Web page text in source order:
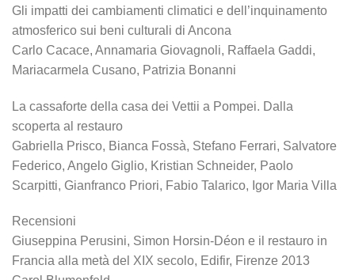
Gli impatti dei cambiamenti climatici e dell’inquinamento
atmosferico sui beni culturali di Ancona
Carlo Cacace, Annamaria Giovagnoli, Raffaela Gaddi,
Mariacarmela Cusano, Patrizia Bonanni
La cassaforte della casa dei Vettii a Pompei. Dalla
scoperta al restauro
Gabriella Prisco, Bianca Fossà, Stefano Ferrari, Salvatore
Federico, Angelo Giglio, Kristian Schneider, Paolo
Scarpitti, Gianfranco Priori, Fabio Talarico, Igor Maria Villa
Recensioni
Giuseppina Perusini, Simon Horsin-Déon e il restauro in
Francia alla metà del XIX secolo, Edifir, Firenze 2013